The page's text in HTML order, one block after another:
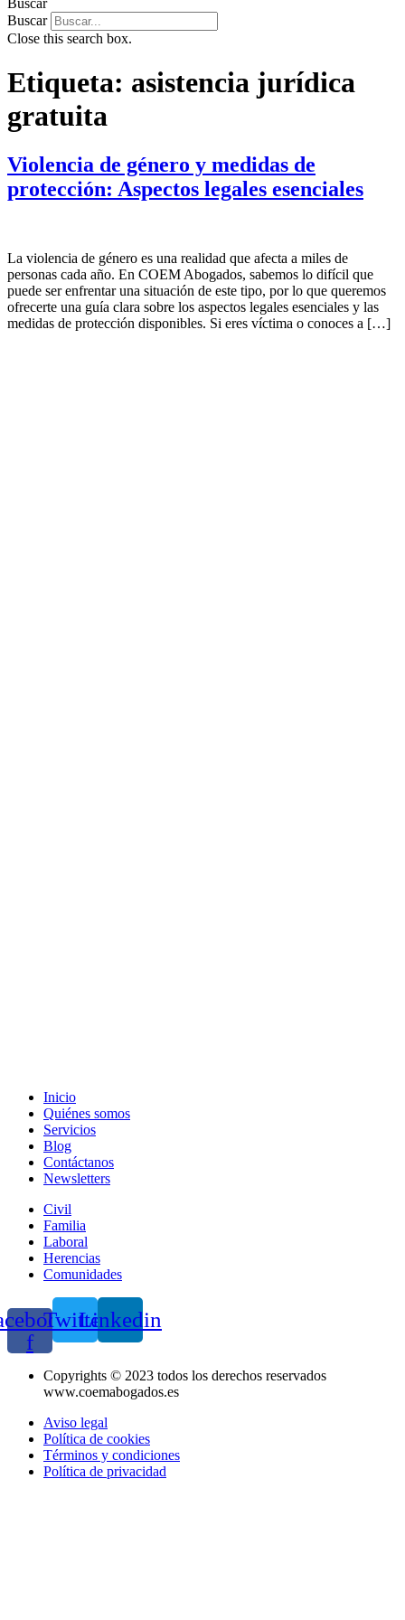
Buscar
Buscar
Close this search box.
Etiqueta: asistencia jurídica
gratuita
Violencia de género y medidas de
protección: Aspectos legales esenciales
La violencia de género es una realidad que afecta a miles de
personas cada año. En COEM Abogados, sabemos lo difícil que
puede ser enfrentar una situación de este tipo, por lo que queremos
ofrecerte una guía clara sobre los aspectos legales esenciales y las
medidas de protección disponibles. Si eres víctima o conoces a […]
Inicio
Quiénes somos
Servicios
Blog
Contáctanos
Newsletters
Civil
Familia
Laboral
Herencias
Comunidades
f
TwitterLinkedin
Copyrights © 2023 todos los derechos reservados
www.coemabogados.es
Aviso legal
Política de cookies
Términos y condiciones
Política de privacidad